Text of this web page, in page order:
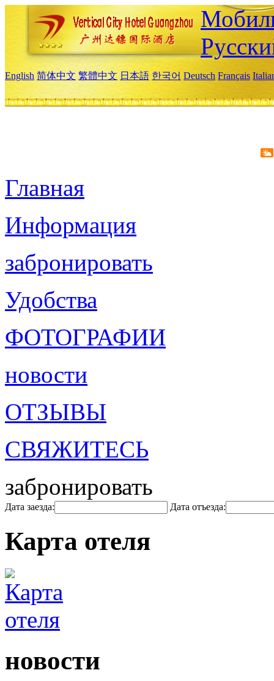
English 简体中文 繁體中文 日本語 한국어 Deutsch Français
Главная
Информация
забронировать
Удобства
ФОТОГРАФИИ
новости
ОТЗЫВЫ
СВЯЖИТЕСЬ
забронировать
Дата заезда: Дата отъезда:
Карта отеля
новости